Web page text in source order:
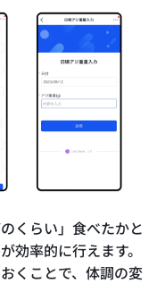
くらい」食べたかと
効率的に行えます。
くことで、体調の変